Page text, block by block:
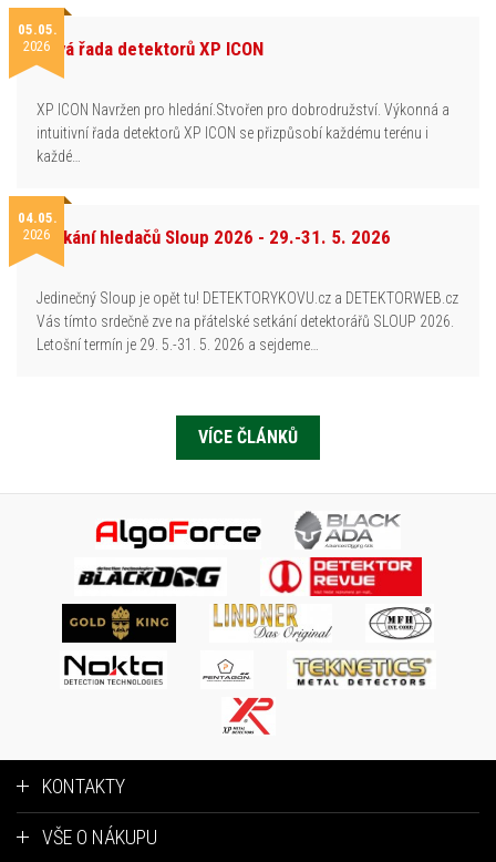
05.05.
2026Nová řada detektorů XP ICON
XP ICON Navržen pro hledání.Stvořen pro dobrodružství. Výkonná a
intuitivní řada detektorů XP ICON se přizpůsobí každému terénu i
každé…
04.05.
2026Setkání hledačů Sloup 2026 - 29.-31. 5. 2026
Jedinečný Sloup je opět tu! DETEKTORYKOVU.cz a DETEKTORWEB.cz
Vás tímto srdečně zve na přátelské setkání detektorářů SLOUP 2026.
Letošní termín je 29. 5.-31. 5. 2026 a sejdeme…
VÍCE ČLÁNKŮ
KONTAKTY
VŠE O NÁKUPU